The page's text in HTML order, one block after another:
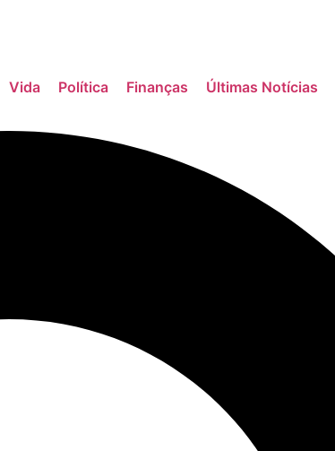
Vida Política Finanças Últimas Notícias